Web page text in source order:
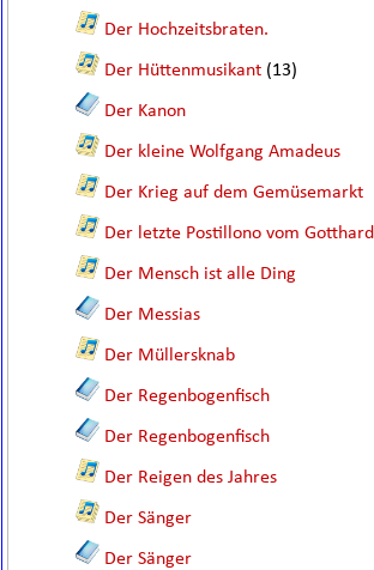
Der Hochzeitsbraten.
Der Hüttenmusikant (13)
Der Kanon
Der kleine Wolfgang Amadeus
Der Krieg auf dem Gemüsemarkt
Der letzte Postillono vom Gotthard
Der Mensch ist alle Ding
Der Messias
Der Müllersknab
Der Regenbogenfisch
Der Regenbogenfisch
Der Reigen des Jahres
Der Sänger
Der Sänger